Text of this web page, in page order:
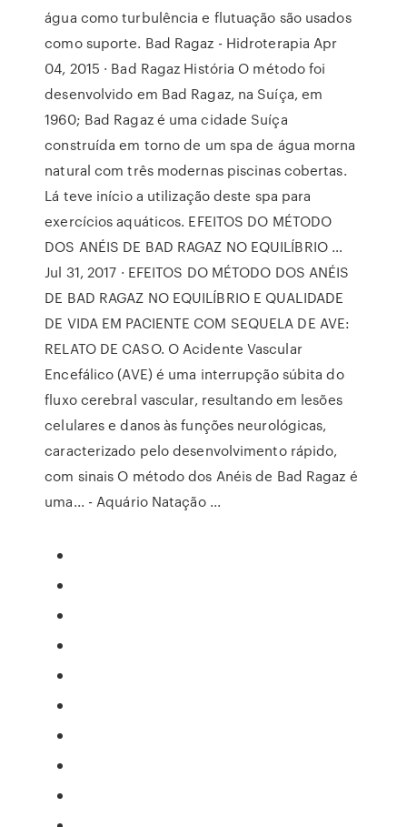
água como turbulência e flutuação são usados
como suporte. Bad Ragaz - Hidroterapia Apr
04, 2015 · Bad Ragaz História O método foi
desenvolvido em Bad Ragaz, na Suíça, em
1960; Bad Ragaz é uma cidade Suíça
construída em torno de um spa de água morna
natural com três modernas piscinas cobertas.
Lá teve início a utilização deste spa para
exercícios aquáticos. EFEITOS DO MÉTODO
DOS ANÉIS DE BAD RAGAZ NO EQUILÍBRIO …
Jul 31, 2017 · EFEITOS DO MÉTODO DOS ANÉIS
DE BAD RAGAZ NO EQUILÍBRIO E QUALIDADE
DE VIDA EM PACIENTE COM SEQUELA DE AVE:
RELATO DE CASO. O Acidente Vascular
Encefálico (AVE) é uma interrupção súbita do
fluxo cerebral vascular, resultando em lesões
celulares e danos às funções neurológicas,
caracterizado pelo desenvolvimento rápido,
com sinais O método dos Anéis de Bad Ragaz é
uma... - Aquário Natação ...